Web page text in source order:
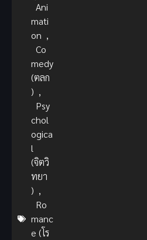
Ani
mati
on ,
Co
medy
(ตลก
) ,
Psy
chol
ogica
l
(จิตวิ
ทยา
) ,
Ro
manc
e (โร